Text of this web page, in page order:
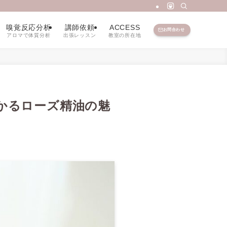
嗅覚反応分析
アロマで体質分析
講師依頼
出張レッスン
ACCESS
教室の所在地
お問合わせ
るローズ精油の魅